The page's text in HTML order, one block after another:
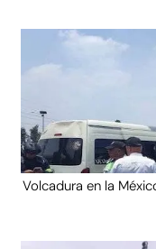
Volcadura en la